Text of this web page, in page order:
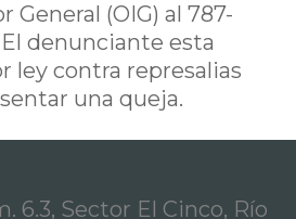
General (OIG) al 787-
denunciante esta
ley contra represalias
una queja.
6.3, Sector El Cinco, Río